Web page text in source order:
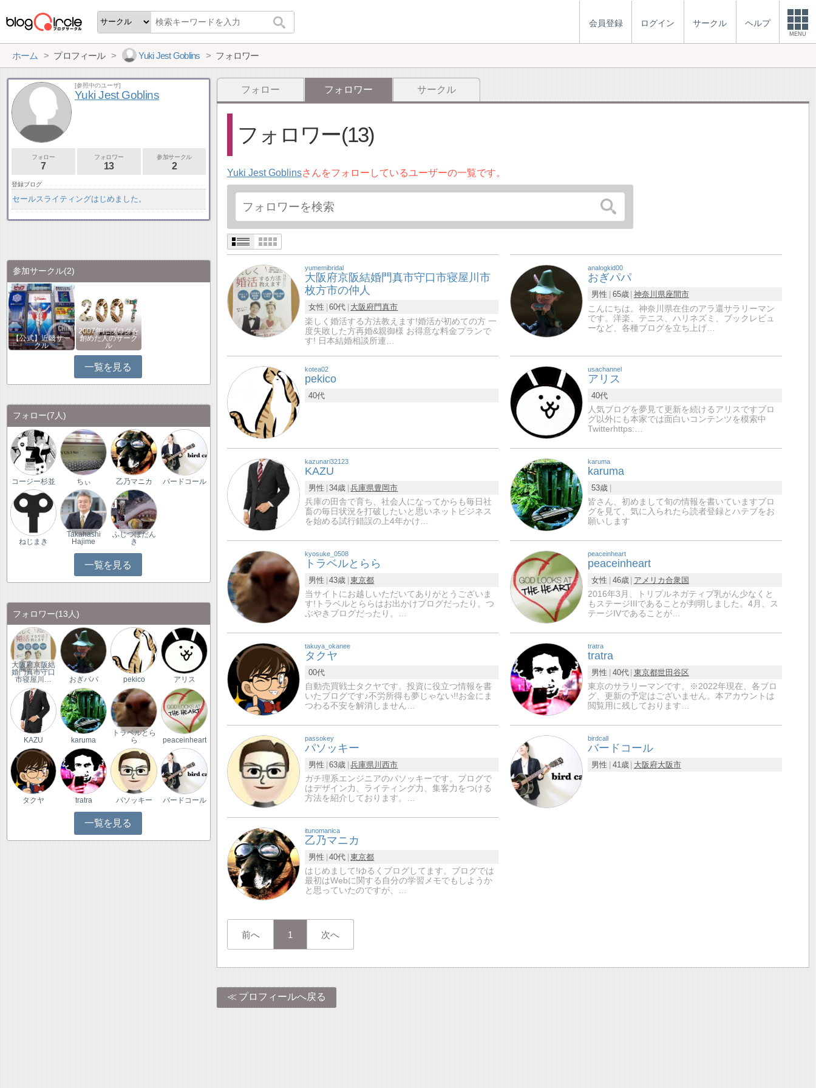
会員登録 ログイン サークル ヘルプ
MENU
ホーム プロフィール Yuki Jest Goblins フォロワー
フォロー フォロワー サークル
フォロワー(13)
Yuki Jest Goblinsさんをフォローしているユーザーの一覧です。
yumemibridal
大阪府京阪結婚門真市守口市寝屋川市
枚方市の仲人
女性 60代 大阪府門真市
楽しく婚活する方法教えます!婚活が初めての方 一
度失敗した方再婚&親御様 お得意な料金プランで
す! 日本結婚相談所連…
analogkid00
おぎパパ
男性 65歳 神奈川県座間市
こんにちは。神奈川県在住のアラ還サラリーマン
です。洋楽、テニス、ハリネズミ、ブックレビュ
ーなど、各種ブログを立ち上げ…
kotea02
pekico
40代
usachannel
アリス
40代
人気ブログを夢見て更新を続けるアリスですブロ
グ以外にも本家では面白いコンテンツを模索中
Twitterhttps:…
kazunari32123
KAZU
男性 34歳 兵庫県豊岡市
兵庫の田舎で育ち、社会人になってからも毎日社
畜の毎日状況を打破したいと思いネットビジネス
を始める試行錯誤の上4年かけ…
karuma
karuma
53歳
皆さん、初めまして旬の情報を書いていますブロ
グを見て、気に入られたら読者登録とハテブをお
願いします
kyosuke_0508
トラベルとらら
男性 43歳 東京都
当サイトにお越しいただいてありがとうございま
す!トラベルとららはお出かけブログだったり。つ
ぶやきブログだったり。…
peaceinheart
peaceinheart
女性 46歳
アメリカ合衆国
2016年3月、トリプルネガティブ乳がん少なくと
もステージIIIであることが判明しました。4月、ス
テージIVであることが…
takuya_okanee
タクヤ
00代
自動売買戦士タクヤです。投資に役立つ情報を書
いたブログです♪不労所得も夢じゃない!!お金にま
つわる不安を解消しません…
tratra
tratra
男性 40代 東京都世田谷区
東京のサラリーマンです。※2022年現在、各ブロ
グ、更新の予定はございません。本アカウントは
閲覧用に残しております…
passokey
パソッキー
男性 63歳 兵庫県 川西市
ガチ理系エンジニアのパソッキーです。ブログで
はデザイン力、ライティング力、集客力をつける
方法を紹介しております。…
birdcall
バードコール
男性 41歳 大阪府大阪市
itunomanica
乙乃マニカ
男性 40代 東京都
はじめまして!ゆるくブログしてます。ブログでは
最初はWebに関する自分の学習メモでもしようか
と思っていたのですが、…
前へ 1 次へ
プロフィールへ戻る
[参照中のユーザ]
Yuki Jest Goblins
フォロー
7
フォロワー
13
参加サークル
2
登録ブログ
セールスライティングはじめました。
参加サークル(2)
【公式】近畿サー
クル
2007年にブログを
創めた人のサーク
ル
一覧を見る
フォロー(7人)
コージー杉並 ちぃ 乙乃マニカ バードコール
ねじまき
Takahashi
Hajime
ふじつぼだん
き
一覧を見る
フォロワー(13人)
大阪府京阪結
婚門真市守口
市寝屋川…
おぎパパ pekico アリス
KAZU karuma
トラベルとら
ら
peaceinheart
タクヤ tratra パソッキー バードコール
一覧を見る